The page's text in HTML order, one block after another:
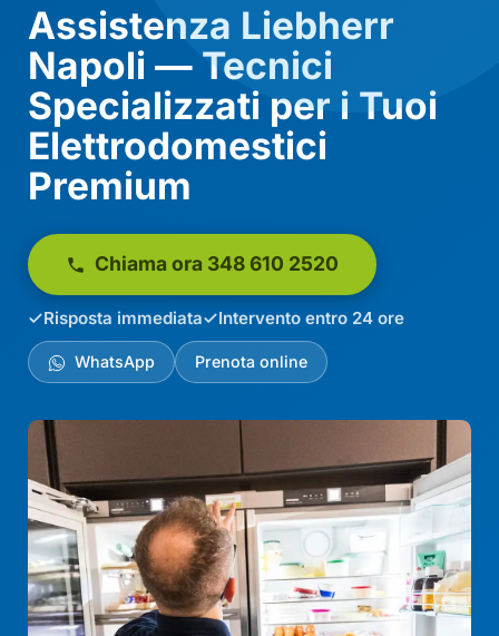
Assistenza Liebherr
Napoli — Tecnici
Specializzati per i Tuoi
Elettrodomestici
Premium
Chiama ora 348 610 2520
Risposta immediata Intervento entro 24 ore
WhatsApp Prenota online